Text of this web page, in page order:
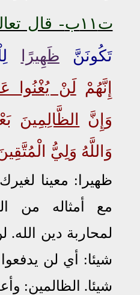
ت١١ب - قال
تَكُونَنَّ ظَهِيرًا
إِنَّهُمْ لَنْ يُغْنُوا
وَإِنَّ
الظَّالِمِينَ
وَاللَّهُ وَلِيُّ الْمُتَّقِينَ
ظهيرا: معينا
مع أمثاله من
لمحاربة دين الله.
شيئا: أي لن
شيئا. الظالمين: